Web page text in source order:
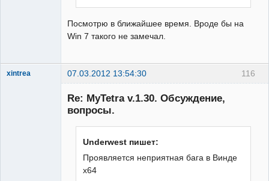
Посмотрю в ближайшее время. Вроде бы на
Win 7 такого не замечал.
116
xintrea 07.03.2012 13:54:30
Re: MyTetra v.1.30. Обсуждение,
вопросы.
Underwest пишет:
Проявляется неприятная бага в Винде
х64